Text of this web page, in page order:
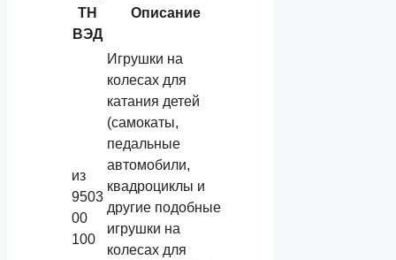
ТН
ВЭД
Описание
из
9503
00
100
Игрушки на
колесах для
катания детей
(самокаты,
педальные
автомобили,
квадроциклы и
другие подобные
игрушки на
колесах для